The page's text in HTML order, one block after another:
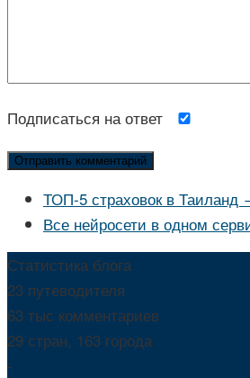
Подписаться на ответ
ТОП-5 страховок в Таиланд
Все нейросети в одном
Статистика блога
23 путеводителя
63 тыс комментариев
29 стран, 163 города
-